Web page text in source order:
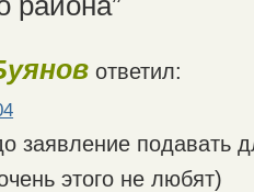
ответил:
заявление подавать
этого не любят)